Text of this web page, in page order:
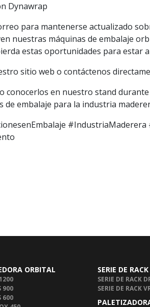
Dynawrap
para mantenerse actualizado
nuestras máquinas de embalaje
estas oportunidades para estar
sitio web o contáctenos
conocerlos en nuestro stand
de embalaje para la industria
ORBITAL
900
600
SERIE DE RACK
SERIE DE RACK
SERIE DE RACK